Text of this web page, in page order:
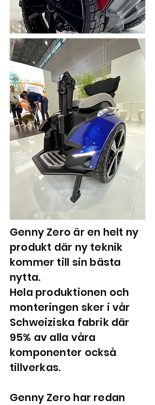
Genny Zero är en helt ny
produkt där ny teknik
kommer till sin bästa
nytta.
Hela produktionen och
monteringen sker i vår
Schweiziska fabrik där
95% av alla våra
komponenter också
tillverkas.
Genny Zero har redan